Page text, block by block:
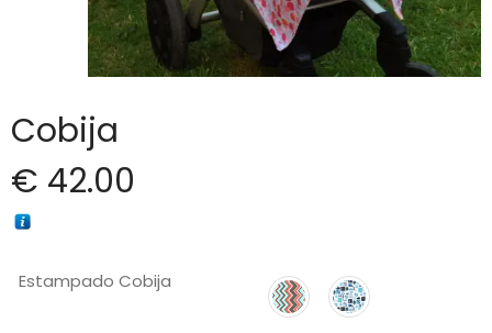
Cobija
€ 42.00
Estampado Cobija